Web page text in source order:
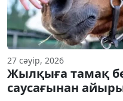
27 сәуір, 2026
Жылқыға тамақ
саусағынан